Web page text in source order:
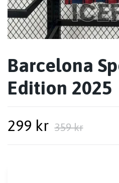
Barcelona
Edition 2025
299 kr 359 kr